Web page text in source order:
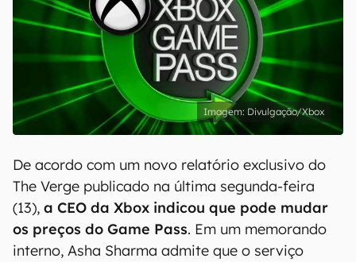
Divulgação/Xbox
De acordo com um novo relatório exclusivo do
The Verge publicado na última segunda-feira
(13), a CEO da Xbox indicou que pode mudar
os preços do Game Pass. Em um memorando
interno, Asha Sharma admite que o serviço